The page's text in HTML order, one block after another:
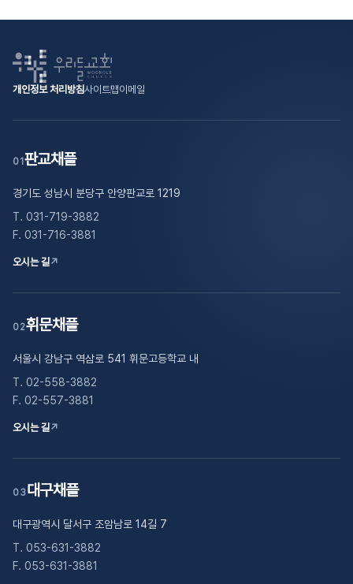
개인정보 처리방침사이트맵이메일
01 판교채플
경기도 성남시 분당구 안양판교로 1219
T. 031-719-3882
F. 031-716-3881
오시는 길↗
02휘문채플
서울시 강남구 역삼로 541 휘문고등학교 내
T. 02-558-3882
F. 02-557-3881
오시는 길↗
03대구채플
대구광역시 달서구 조암남로 14길 7
T. 053-631-3882
F. 053-631-3881